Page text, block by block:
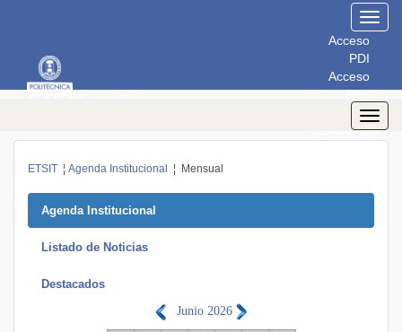
Acceso
PDI
Acceso
PAS
Acceso
Estudiantes
ETSIT ¦ Agenda Institucional ¦ Mensual
Agenda Institucional
Listado de Noticias
Destacados
Junio 2026